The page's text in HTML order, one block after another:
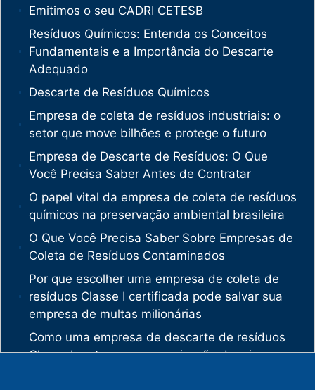
Emitimos o seu CADRI CETESB
Resíduos Químicos: Entenda os Conceitos
Fundamentais e a Importância do Descarte
Adequado
Descarte de Resíduos Químicos
Empresa de coleta de resíduos industriais: o
setor que move bilhões e protege o futuro
Empresa de Descarte de Resíduos: O Que
Você Precisa Saber Antes de Contratar
O papel vital da empresa de coleta de resíduos
químicos na preservação ambiental brasileira
O Que Você Precisa Saber Sobre Empresas de
Coleta de Resíduos Contaminados
Por que escolher uma empresa de coleta de
resíduos Classe I certificada pode salvar sua
empresa de multas milionárias
Como uma empresa de descarte de resíduos
Classe I protege sua organização de crimes